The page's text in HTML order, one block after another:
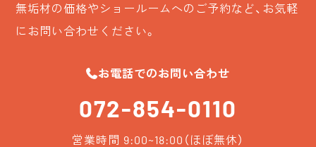
無垢材の価格やショールームへのご予約など、お気軽
にお問い合わせください。
お電話でのお問い合わせ
072-854-0110
営業時間 9:00~18:00（ほぼ無休）